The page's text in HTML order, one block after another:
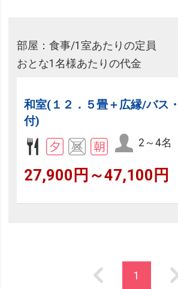
部屋：食事/1室あたりの定員
おとな1名様あたりの代金
和室(１２．５畳＋広縁/バス
付)
2～4名
27,900円～47,100円
1